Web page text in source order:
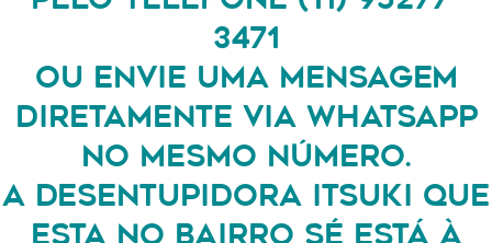
3471
OU ENVIE UMA MENSAGEM
DIRETAMENTE VIA WHATSAPP
NO MESMO NÚMERO.
A DESENTUPIDORA ITSUKI QUE